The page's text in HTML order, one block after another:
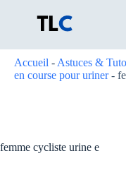
Accueil - Astuces &
en course pour uriner-
femme cycliste urine e